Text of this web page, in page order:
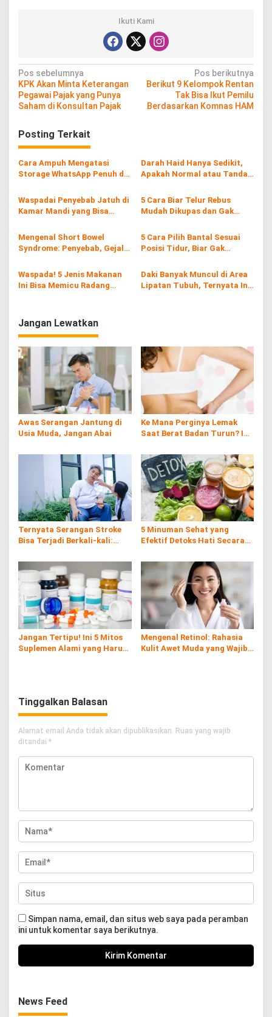
Ikuti Kami
N
a
v
i
g
a
s
i
p
o
s
Pos sebelumnya
KPK Akan Minta Keterangan
Pegawai Pajak yang Punya
Saham di Konsultan Pajak
Pos berikutnya
Berikut 9 Kelompok Rentan
Tak Bisa Ikut Pemilu
Berdasarkan Komnas HAM
Posting Terkait
Cara Ampuh Mengatasi
Storage WhatsApp Penuh di
Darah Haid Hanya Sedikit,
Apakah Normal atau Tanda
Waspadai Penyebab Jatuh di
Kamar Mandi yang Bisa
5 Cara Biar Telur Rebus
Mudah Dikupas dan Gak
Mengenal Short Bowel
Syndrome: Penyebab, Gejala,
Terbaik untuk Atasi Kondisi
Serius Ini
5 Cara Pilih Bantal Sesuai
Posisi Tidur, Biar Gak
Waspada! 5 Jenis Makanan
Ini Bisa Memicu Radang
Daki Banyak Muncul di Area
Lipatan Tubuh, Ternyata Ini
Jangan Lewatkan
Awas Serangan Jantung di
Usia Muda, Jangan Abai
Ke Mana Perginya Lemak
Saat Berat Badan Turun? Ini
Ternyata Serangan Stroke
Bisa Terjadi Berkali-kali:
Cara Pencegahannya
5 Minuman Sehat yang
Efektif Detoks Hati Secara
Jangan Tertipu! Ini 5 Mitos
Suplemen Alami yang Harus
Mengenal Retinol: Rahasia
Kulit Awet Muda yang Wajib
Tinggalkan Balasan
Alamat email Anda tidak akan dipublikasikan. Ruas yang wajib
ditandai *
Simpan nama, email, dan situs web saya pada peramban
ini untuk komentar saya berikutnya.
News Feed